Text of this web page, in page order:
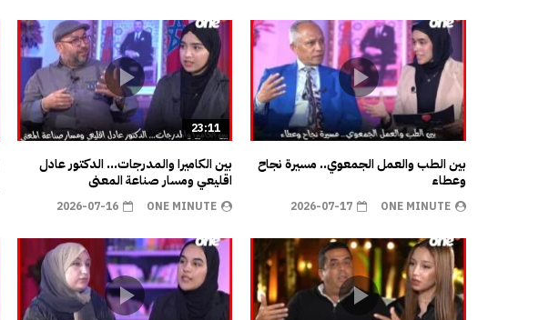
بين الطب والعمل الجمعوي.. مسيرة نجاح
وعطاء
ONE MINUTE
2026-07-17
23:11
بين الكاميرا والمدرجات… الدكتور عادل
اقليعي ومسار صناعة المعنى
ONE MINUTE
2026-07-16